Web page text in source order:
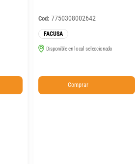
Cod: 7750308002642
FACUSA
Disponible en local seleccionado
Comprar